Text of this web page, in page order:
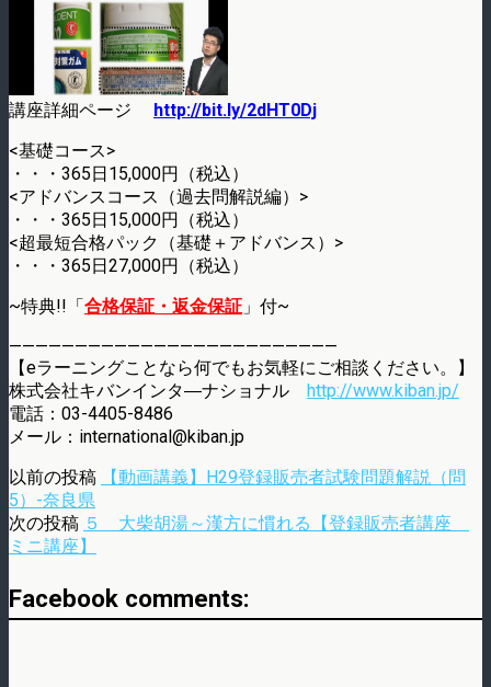
講座詳細ページ
http://bit.ly/2dHT0Dj
<基礎コース>
・・・365日15,000円（税込）
<アドバンスコース（過去問解説編）>
・・・365日15,000円（税込）
<超最短合格パック（基礎＋アドバンス）>
・・・365日27,000円（税込）
~特典!!「 合格保証・返金保証 」付~
—————————————————————————
【eラーニングことなら何でもお気軽にご相談ください。】
株式会社キバンインタ―ナショナル
http://www.kiban.jp/
電話：03-4405-8486
メール：international@kiban.jp
以前の投稿
【動画講義】H29登録販売者試験問題解説（問
5）-奈良県
次の投稿 ５ 大柴胡湯～漢方に慣れる【登録販売者講座
ミニ講座】
Facebook comments: